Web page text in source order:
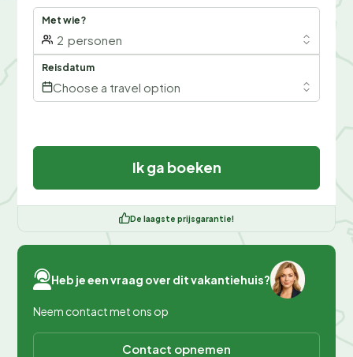
Met wie?
2 personen
Reisdatum
Choose a travel option
Ik ga boeken
De laagste prijsgarantie!
Heb je een vraag over dit vakantiehuis?
Neem contact met ons op
Contact opnemen